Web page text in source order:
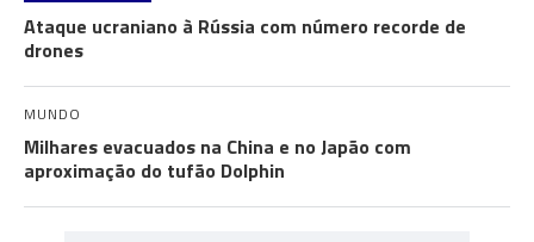
Ataque ucraniano à Rússia com número recorde de
drones
MUNDO
Milhares evacuados na China e no Japão com
aproximação do tufão Dolphin